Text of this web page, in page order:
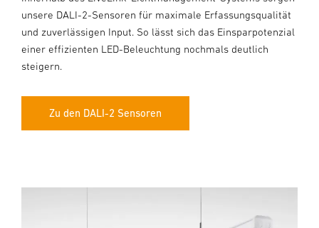
unsere DALI-2-Sensoren für maximale Erfassungsqualität
und zuverlässigen Input. So lässt sich das Einsparpotenzial
einer effizienten LED-Beleuchtung nochmals deutlich
steigern.
Zu den DALI-2 Sensoren